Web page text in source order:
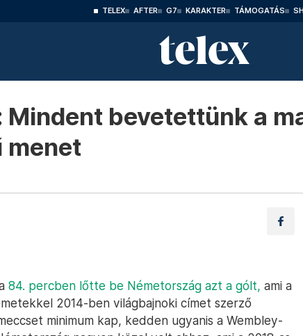
TELEX AFTER G7 KARAKTER TÁMOGATÁS
Mindent bevetettünk a
menet
84. percben lőtte be Németország azt a gólt, ami a
2014-ben világbajnoki címet szerző
minimum kap, kedden ugyanis a Wembley-